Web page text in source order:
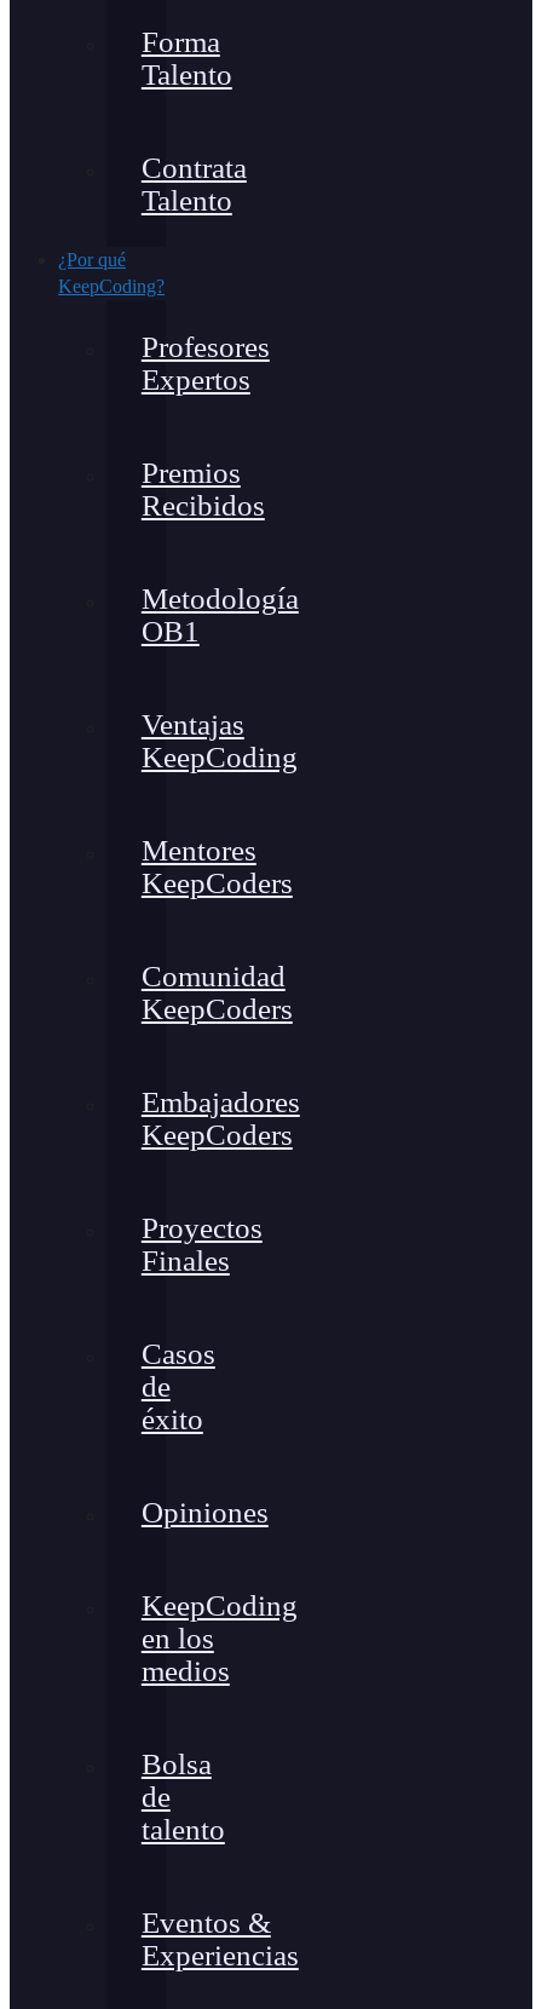
Forma
Talento
Contrata
Talento
¿Por qué
KeepCoding?
Profesores
Expertos
Premios
Recibidos
Metodología
OB1
Ventajas
KeepCoding
Mentores
KeepCoders
Comunidad
KeepCoders
Embajadores
KeepCoders
Proyectos
Finales
Casos
de
éxito
Opiniones
KeepCoding
en los
medios
Bolsa
de
talento
Eventos &
Experiencias